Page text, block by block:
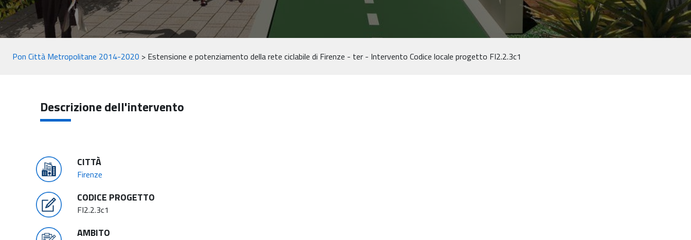
Pon Città Metropolitane 2014-2020 > Estensione e potenziamento della rete ciclabile di Firenze - ter - Intervento Codice locale progetto FI2.2.3c1
Descrizione dell'intervento
CITTÀ
Firenze
CODICE PROGETTO
FI2.2.3c1
AMBITO